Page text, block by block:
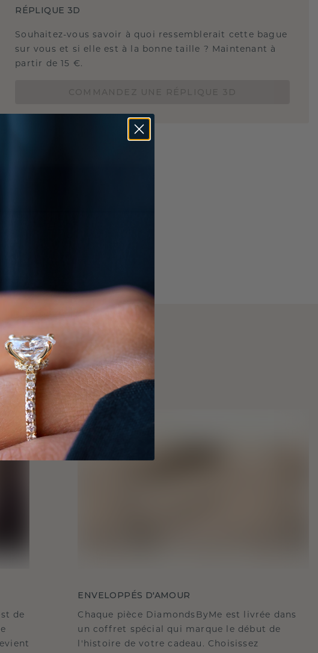
RÉPLIQUE 3D
Souhaitez-vous savoir à quoi ressemblerait cette bague
sur vous et si elle est à la bonne taille ? Maintenant à
partir de 15 €.
de
ENVELOPPÉS D'AMOUR
Chaque pièce DiamondsByMe est livrée dans
un coffret spécial qui marque le début de
l'histoire de votre cadeau. Choisissez